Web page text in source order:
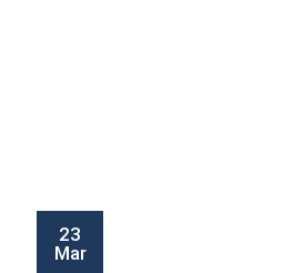
23
Mar